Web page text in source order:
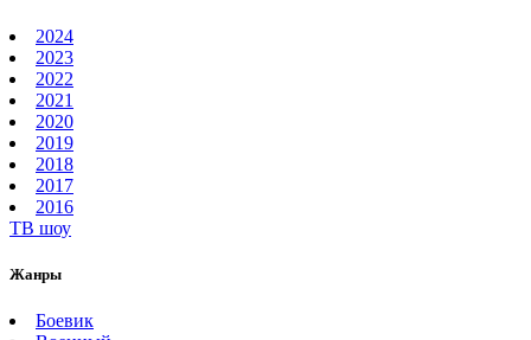
2024
2023
2022
2021
2020
2019
2018
2017
2016
ТВ шоу
Жанры
Боевик